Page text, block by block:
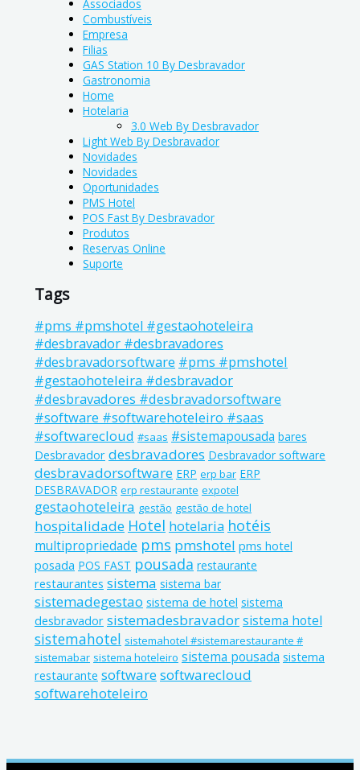
Associados
Combustíveis
Empresa
Filias
GAS Station 10 By Desbravador
Gastronomia
Home
Hotelaria
3.0 Web By Desbravador
Light Web By Desbravador
Novidades
Novidades
Oportunidades
PMS Hotel
POS Fast By Desbravador
Produtos
Reservas Online
Suporte
Tags
#pms #pmshotel #gestaohoteleira
#desbravador #desbravadores
#desbravadorsoftware #pms #pmshotel
#gestaohoteleira #desbravador
#desbravadores #desbravadorsoftware
#software #softwarehoteleiro #saas
#softwarecloud #saas #sistemapousada bares
Desbravador desbravadores Desbravador software
desbravadorsoftware ERP erp bar ERP
DESBRAVADOR erp restaurante expotel
gestaohoteleira gestão gestão de hotel
hospitalidade Hotel hotelaria hotéis
multipropriedade pms pmshotel pms hotel
posada POS FAST pousada restaurante
restaurantes sistema sistema bar
sistemadegestao sistema de hotel sistema
desbravador sistemadesbravadorsistema hotel
sistemahotel sistemahotel #sistemarestaurante #
sistemabar sistema hoteleiro sistema pousada sistema
restaurante softwaresoftwarecloud
softwarehoteleiro